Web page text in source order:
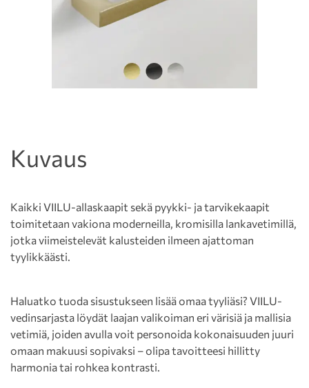
Kuvaus
Kaikki VIILU-allaskaapit sekä pyykki- ja tarvikekaapit
toimitetaan vakiona moderneilla, kromisilla lankavetimillä,
jotka viimeistelevät kalusteiden ilmeen ajattoman
tyylikkäästi.
Haluatko tuoda sisustukseen lisää omaa tyyliäsi? VIILU-
vedinsarjasta löydät laajan valikoiman eri värisiä ja mallisia
vetimiä, joiden avulla voit personoida kokonaisuuden juuri
omaan makuusi sopivaksi – olipa tavoitteesi hillitty
harmonia tai rohkea kontrasti.